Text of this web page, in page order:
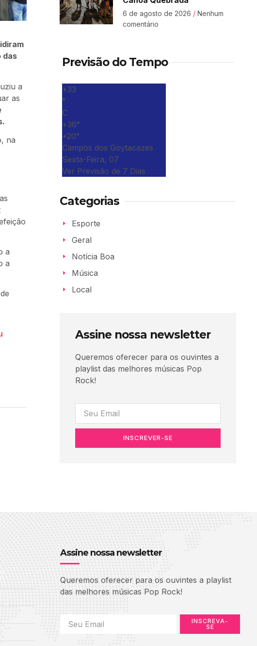
das
a
as
na
a
a
6 de agosto de 2026 Nenhum
comentário
Previsão do Tempo
+33
°
C
+36°
+20°
Campos dos Goytacazes
Sexta-Feira, 07
Ver Previsão de 7 Dias
Categorias
Esporte
Geral
Notícia Boa
Música
Local
Assine nossa newsletter
Queremos oferecer para os ouvintes a
playlist das melhores músicas Pop
Rock!
INSCREVER-SE
Assine nossa newsletter
Queremos oferecer para os ouvintes a playlist
das melhores músicas Pop Rock!
INSCREVA-
SE